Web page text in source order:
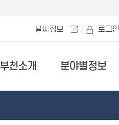
날씨정보 로그인
부천소개 분야별정보